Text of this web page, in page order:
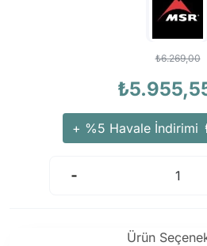
₺6.269,00
+ %5 Havale İndirimi
Ürün